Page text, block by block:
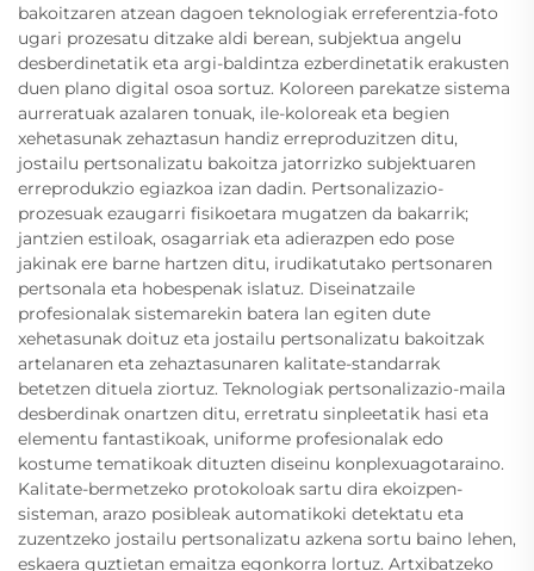
bakoitzaren atzean dagoen teknologiak erreferentzia-foto
ugari prozesatu ditzake aldi berean, subjektua angelu
desberdinetatik eta argi-baldintza ezberdinetatik erakusten
duen plano digital osoa sortuz. Koloreen parekatze sistema
aurreratuak azalaren tonuak, ile-koloreak eta begien
xehetasunak zehaztasun handiz erreproduzitzen ditu,
jostailu pertsonalizatu bakoitza jatorrizko subjektuaren
erreprodukzio egiazkoa izan dadin. Pertsonalizazio-
prozesuak ezaugarri fisikoetara mugatzen da bakarrik;
jantzien estiloak, osagarriak eta adierazpen edo pose
jakinak ere barne hartzen ditu, irudikatutako pertsonaren
pertsonala eta hobespenak islatuz. Diseinatzaile
profesionalak sistemarekin batera lan egiten dute
xehetasunak doituz eta jostailu pertsonalizatu bakoitzak
artelanaren eta zehaztasunaren kalitate-standarrak
betetzen dituela ziortuz. Teknologiak pertsonalizazio-maila
desberdinak onartzen ditu, erretratu sinpleetatik hasi eta
elementu fantastikoak, uniforme profesionalak edo
kostume tematikoak dituzten diseinu konplexuagotaraino.
Kalitate-bermetzeko protokoloak sartu dira ekoizpen-
sisteman, arazo posibleak automatikoki detektatu eta
zuzentzeko jostailu pertsonalizatu azkena sortu baino lehen,
eskaera guztietan emaitza egonkorra lortuz. Artxibatzeko